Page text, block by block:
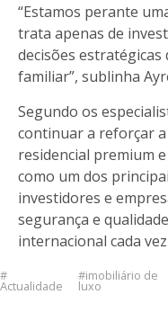
“Estamos perante
trata apenas de
decisões estratégicas
familiar”, sublinha
Segundo os
continuar a reforçar
residencial premium
como um dos
investidores e
segurança e
internacional cada
Actualidade
imobiliário de
luxo